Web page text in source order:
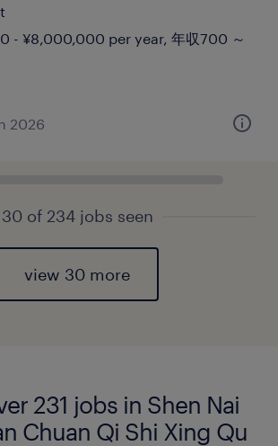
- ¥8,000,000 per year, 年収700 ～
2026
30 of 234 jobs seen
view 30 more
231 jobs in Shen Nai
Chuan Qi Shi Xing Qu